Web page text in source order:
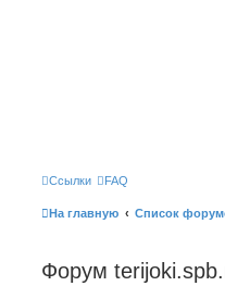
Ссылки FAQ
На главную Список
Форум